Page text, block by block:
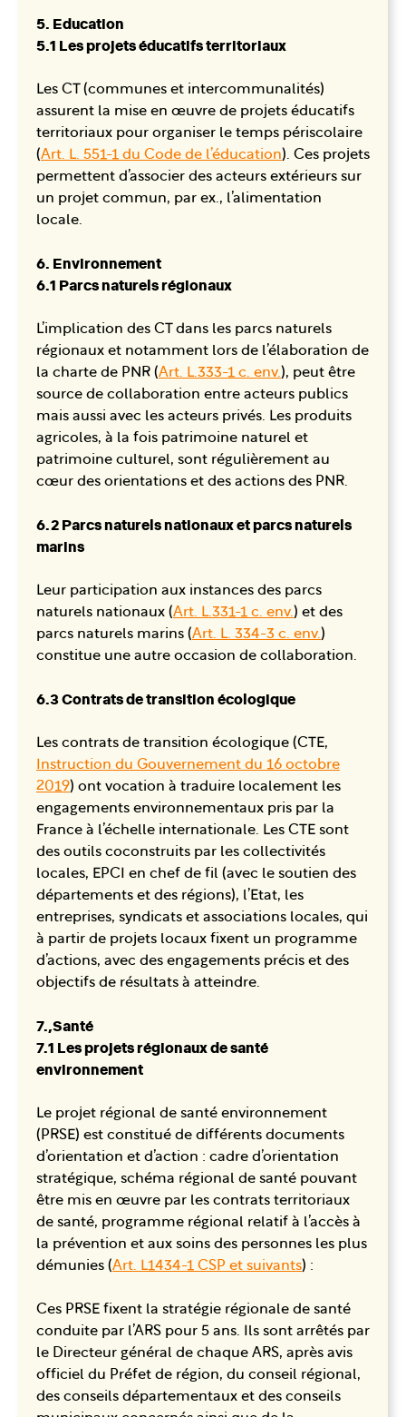
5. Education
5.1 Les projets éducatifs territoriaux
Les CT (communes et intercommunalités)
assurent la mise en œuvre de projets éducatifs
territoriaux pour organiser le temps périscolaire
(Art. L. 551-1 du Code de l’éducation). Ces projets
permettent d’associer des acteurs extérieurs sur
un projet commun, par ex., l’alimentation
locale.
6. Environnement
6.1 Parcs naturels régionaux
L’implication des CT dans les parcs naturels
régionaux et notamment lors de l’élaboration de
la charte de PNR (Art. L.333-1 c. env.), peut être
source de collaboration entre acteurs publics
mais aussi avec les acteurs privés. Les produits
agricoles, à la fois patrimoine naturel et
patrimoine culturel, sont régulièrement au
cœur des orientations et des actions des PNR.
6.2 Parcs naturels nationaux et parcs naturels
marins
Leur participation aux instances des parcs
naturels nationaux (Art. L.331-1 c. env.) et des
parcs naturels marins (Art. L. 334-3 c. env.)
constitue une autre occasion de collaboration.
6.3 Contrats de transition écologique
Les contrats de transition écologique (CTE,
Instruction du Gouvernement du 16 octobre
2019) ont vocation à traduire localement les
engagements environnementaux pris par la
France à l’échelle internationale. Les CTE sont
des outils coconstruits par les collectivités
locales, EPCI en chef de fil (avec le soutien des
départements et des régions), l’Etat, les
entreprises, syndicats et associations locales, qui
à partir de projets locaux fixent un programme
d’actions, avec des engagements précis et des
objectifs de résultats à atteindre.
7.,Santé
7.1 Les projets régionaux de santé
environnement
Le projet régional de santé environnement
(PRSE) est constitué de différents documents
d’orientation et d’action : cadre d’orientation
stratégique, schéma régional de santé pouvant
être mis en œuvre par les contrats territoriaux
de santé, programme régional relatif à l’accès à
la prévention et aux soins des personnes les plus
démunies (Art. L1434-1 CSP et suivants) :
Ces PRSE fixent la stratégie régionale de santé
conduite par l’ARS pour 5 ans. Ils sont arrêtés par
le Directeur général de chaque ARS, après avis
officiel du Préfet de région, du conseil régional,
des conseils départementaux et des conseils